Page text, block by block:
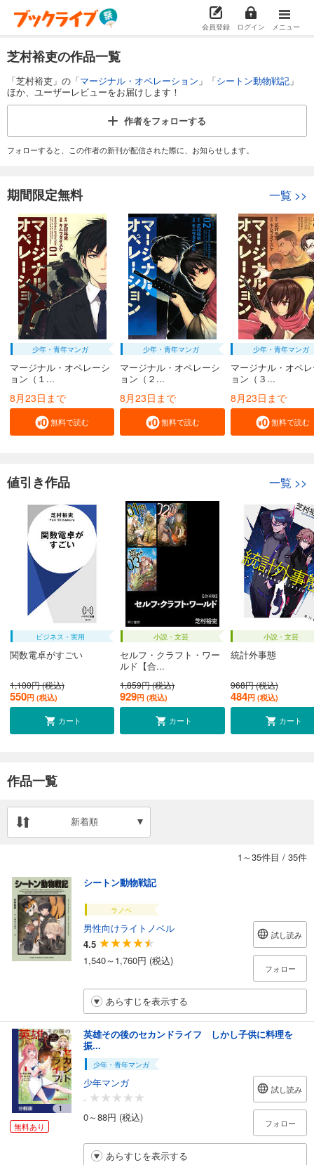
会員登録 ログイン メニュー
芝村裕吏の作品一覧
「芝村裕吏」の「マージナル・オペレーション 」「シートン動物戦記 」
ほか、ユーザーレビューをお届けします！
作者をフォローする
フォローすると、この作者の新刊が配信された際に、お知らせします。
期間限定無料 一覧 >>
少年・青年マンガ
マージナル・オペレーシ
ョン（１...
8月23日まで
無料で読む
少年・青年マンガ
マージナル・オペレーシ
ョン（２...
8月23日まで
無料で読む
少年・青年マンガ
マージナル・オペ
ョン（３...
8月23日まで
無料で読む
値引き作品 一覧 >>
ビジネス・実用
関数電卓がすごい
1,100円 (税込)
550円 (税込)
カート
小説・文芸
セルフ・クラフト・ワー
ルド【合...
1,859円 (税込)
929円 (税込)
カート
小説・文芸
統計外事態
968円 (税込)
484円 (税込)
カート
作品一覧
新着順
1～35件目 / 35件
シートン動物戦記
ラノベ
男性向けライトノベル
4.5
1,540～1,760円 (税込)
試し読み
フォロー
あらすじを表示する
無料あり
英雄その後のセカンドライフ しかし子供に料理を
振...
少年・青年マンガ
少年マンガ
-
0～88円 (税込)
試し読み
フォロー
あらすじを表示する